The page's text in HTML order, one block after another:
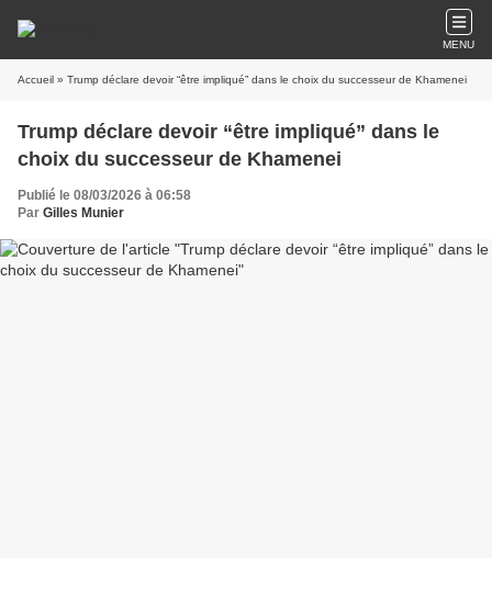
MENU
Accueil » Trump déclare devoir “être impliqué” dans le choix du successeur de Khamenei
Trump déclare devoir “être impliqué” dans le
choix du successeur de Khamenei
Publié le 08/03/2026 à 06:58
Par Gilles Munier